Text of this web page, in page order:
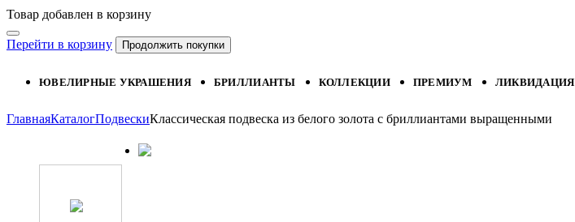
Товар добавлен в корзину
Перейти в корзину Продолжить покупки
ЮВЕЛИРНЫЕ УКРАШЕНИЯ БРИЛЛИАНТЫ КОЛЛЕКЦИИ ПРЕМИУМ ЛИКВИДАЦИЯ
ГлавнаяКаталогПодвескиКлассическая подвеска из белого золота с бриллиантами выращенными